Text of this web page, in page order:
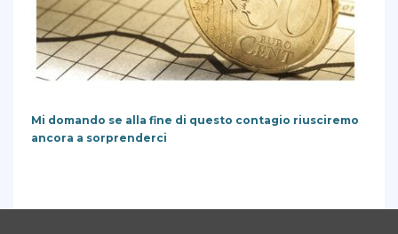
Mi domando se alla fine di questo contagio riusciremo
ancora a sorprenderci